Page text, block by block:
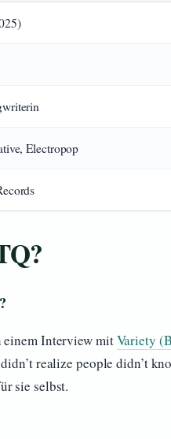
Electropop
Interview mitVariety
realize people didn’t
sie selbst.